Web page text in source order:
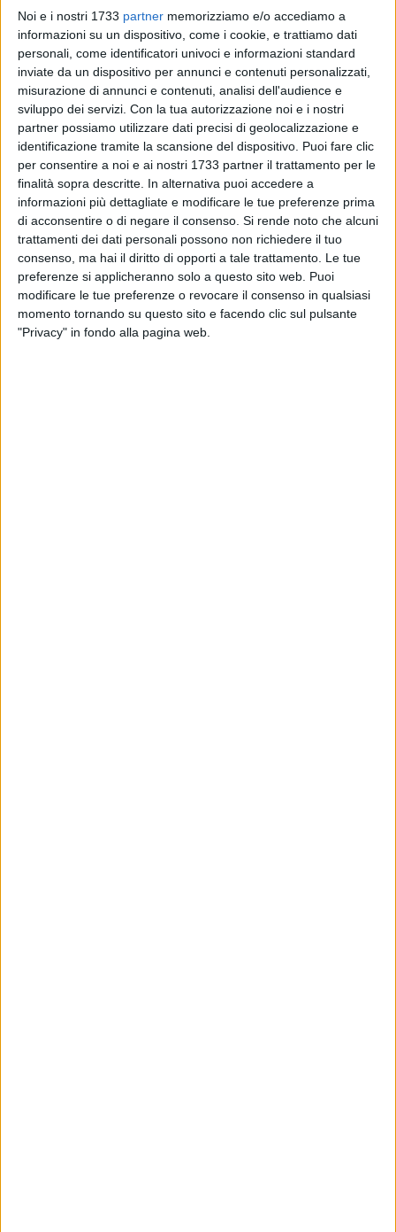
Noi e i nostri 1733 partner memorizziamo e/o accediamo a
informazioni su un dispositivo, come i cookie, e trattiamo dati
personali, come identificatori univoci e informazioni standard
inviate da un dispositivo per annunci e contenuti personalizzati,
misurazione di annunci e contenuti, analisi dell'audience e
sviluppo dei servizi. Con la tua autorizzazione noi e i nostri
partner possiamo utilizzare dati precisi di geolocalizzazione e
identificazione tramite la scansione del dispositivo. Puoi fare clic
per consentire a noi e ai nostri 1733 partner il trattamento per le
finalità sopra descritte. In alternativa puoi accedere a
informazioni più dettagliate e modificare le tue preferenze prima
di acconsentire o di negare il consenso. Si rende noto che alcuni
trattamenti dei dati personali possono non richiedere il tuo
consenso, ma hai il diritto di opporti a tale trattamento. Le tue
preferenze si applicheranno solo a questo sito web. Puoi
modificare le tue preferenze o revocare il consenso in qualsiasi
momento tornando su questo sito e facendo clic sul pulsante
"Privacy" in fondo alla pagina web.
LA REDAZIONE
Prevalenza di sereno nell'ultima domenica di novembre a
Terlizzi. Le temperature massime si attesteranno sui 14°. Il
vento sarà di moderata intensità e proverrà da quadranti
occidentali. Pomeriggio con cielo sereno e serata con
qualche velatura di passaggio. Minime della notte sui 7°. A
metà settimana attesa nuova ondata di maltempo.
DOMENICA 30 NOVEMBRE
SOLE - Sorge: 6:56, Tramonta: 16:25